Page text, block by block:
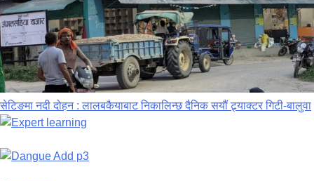
सेटिङमा नदी दोहन : लालबकैयाबाट निकालिन्छ दैनिक सयौं ट्र्याक्टर गिटी-बालुवा